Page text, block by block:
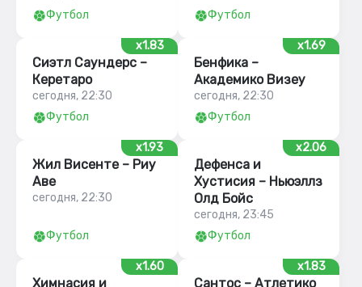
Футбол
Футбол
x1.83
Сиэтл Саундерс –
Керетаро
сегодня, 22:30
Футбол
x1.69
Бенфика –
Академико Визеу
сегодня, 22:30
Футбол
x1.93
Жил Висенте – Риу
Аве
сегодня, 22:30
Футбол
x2.06
Дефенса и
Хустисия – Ньюэллз
Олд Бойс
сегодня, 23:45
Футбол
x1.60
Химнасия и
x1.83
Сантос – Атлетико